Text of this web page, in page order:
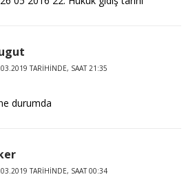
TARIHINDE, SAAT 21:35
durumda
TARIHINDE, SAAT 00:34